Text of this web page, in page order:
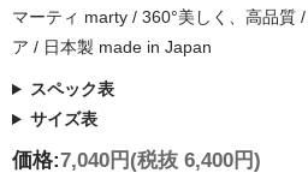
マーティ marty / 360°美しく、高品
ア / 日本製 made in Japan
スペック表
サイズ表
価格:7,040円 (税抜 6,400円)